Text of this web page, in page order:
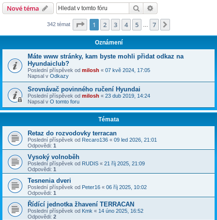
Nové téma Hledat
342 témat Stránka z
1 2 3 4 5 7
Oznámení
Máte www stránky, kam byste mohli přidat odkaz na
Hyundaiclub?
Poslední příspěvek od milosh « 07 kvě 2024, 17:05
Napsal v Odkazy
Srovnávač povinného ručení Hyundai
Poslední příspěvek od milosh « 23 dub 2019, 14:24
Napsal v O tomto foru
Témata
Retaz do rozvodovky terracan
Poslední příspěvek od Recaro136 « 09 led 2026, 21:01
Odpovědi: 1
Vysoký volnoběh
Poslední příspěvek od RUDIS « 21 říj 2025, 21:09
Odpovědi: 1
Tesnenia dveri
Poslední příspěvek od Peter16 « 06 říj 2025, 10:02
Odpovědi: 1
Řídící jednotka žhavení TERRACAN
Poslední příspěvek od Kmk « 14 úno 2025, 16:52
Odpovědi: 2